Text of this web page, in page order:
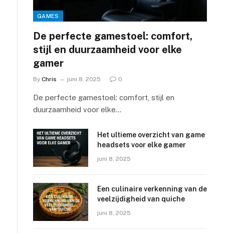
GAMES
De perfecte gamestoel: comfort,
stijl en duurzaamheid voor elke
gamer
By Chris juni 8, 2025 0
De perfecte gamestoel: comfort, stijl en
duurzaamheid voor elke…
Het ultieme overzicht van game
headsets voor elke gamer
juni 8, 2025
Een culinaire verkenning van de
veelzijdigheid van quiche
juni 8, 2025